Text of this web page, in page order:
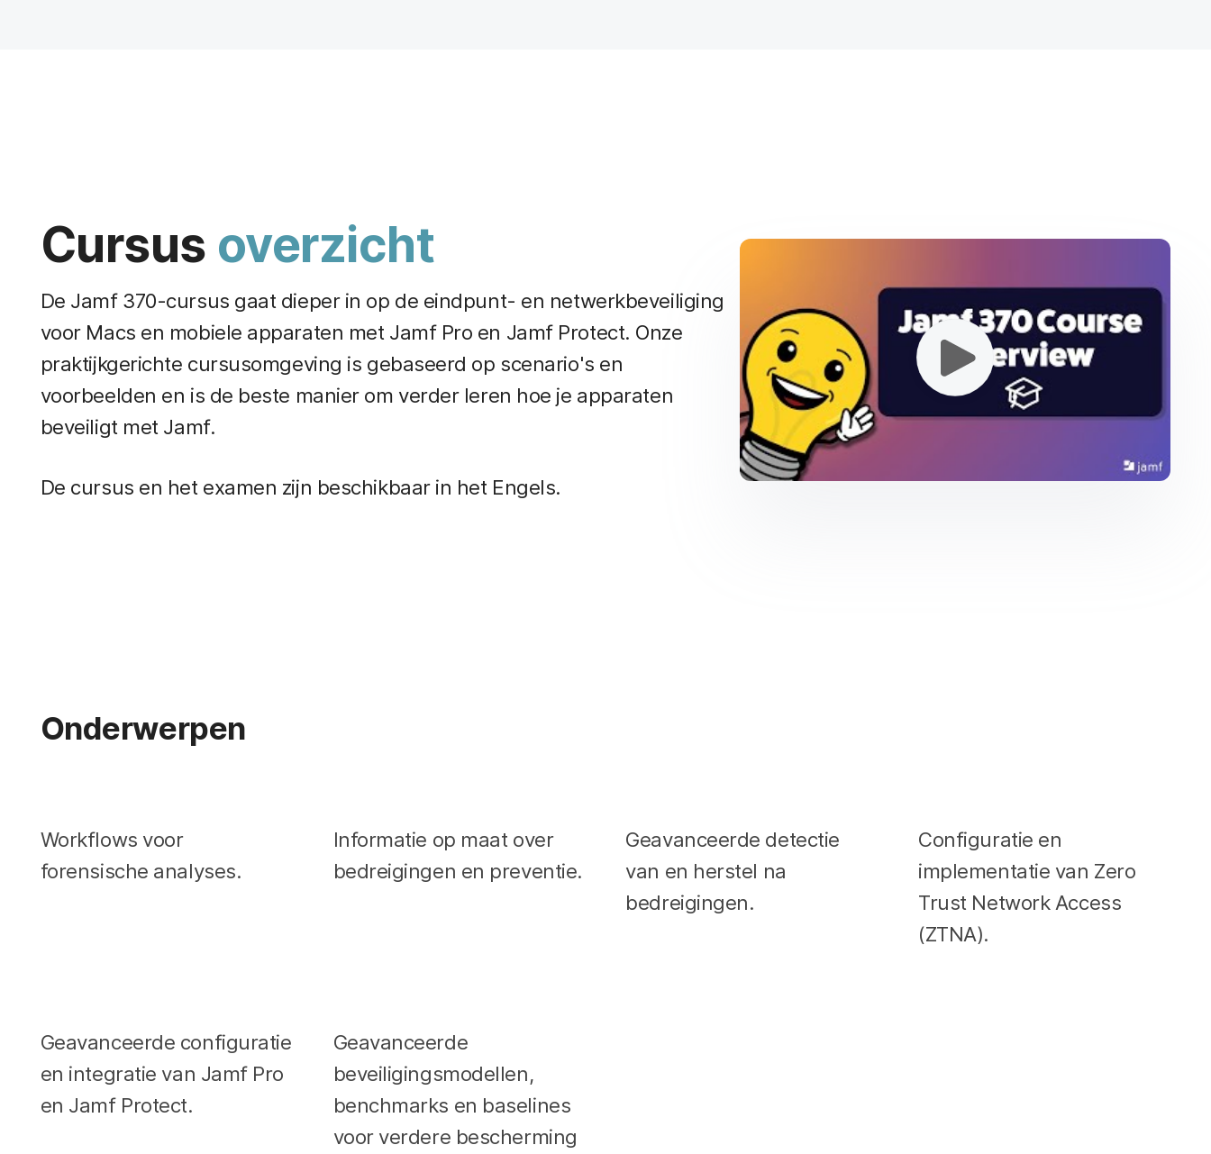
Cursus overzicht
De Jamf 370-cursus gaat dieper in op de eindpunt- en netwerkbeveiliging
voor Macs en mobiele apparaten met Jamf Pro en Jamf Protect. Onze
praktijkgerichte cursusomgeving is gebaseerd op scenario's en
voorbeelden en is de beste manier om verder leren hoe je apparaten
beveiligt met Jamf.
De cursus en het examen zijn beschikbaar in het Engels.
Onderwerpen
Workflows voor
forensische analyses.
Informatie op maat over
bedreigingen en preventie.
Geavanceerde detectie
van en herstel na
bedreigingen.
Configuratie en
implementatie van Zero
Trust Network Access
(ZTNA).
Geavanceerde configuratie
en integratie van Jamf Pro
en Jamf Protect.
Geavanceerde
beveiligingsmodellen,
benchmarks en baselines
voor verdere bescherming